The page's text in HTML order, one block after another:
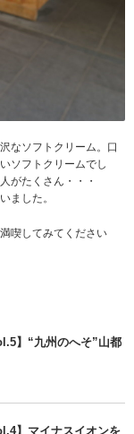
なソフトクリーム。口
ソフトクリームでし
がたくさん・・・
ました。
喫してみてください
】“九州のへそ”山都
】マイナスイオンを